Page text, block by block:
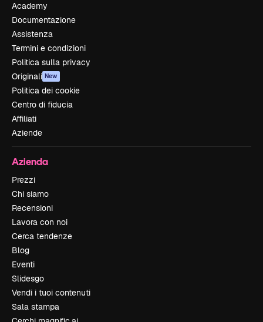
Academy
Documentazione
Assistenza
Termini e condizioni
Politica sulla privacy
Originali New
Politica dei cookie
Centro di fiducia
Affiliati
Aziende
Azienda
Prezzi
Chi siamo
Recensioni
Lavora con noi
Cerca tendenze
Blog
Eventi
Slidesgo
Vendi i tuoi contenuti
Sala stampa